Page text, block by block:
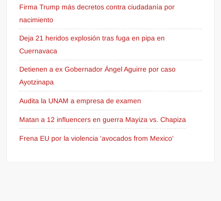
Firma Trump más decretos contra ciudadanía por
nacimiento
Deja 21 heridos explosión tras fuga en pipa en
Cuernavaca
Detienen a ex Gobernador Ángel Aguirre por caso
Ayotzinapa
Audita la UNAM a empresa de examen
Matan a 12 influencers en guerra Mayiza vs. Chapiza
Frena EU por la violencia 'avocados from Mexico'